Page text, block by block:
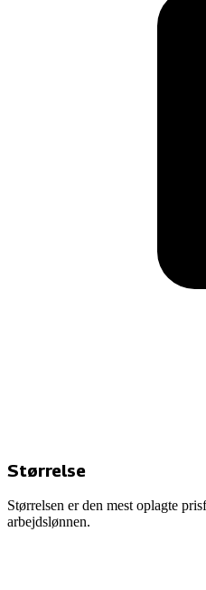
Størrelse
Størrelsen er den mest oplagte
arbejdslønnen.